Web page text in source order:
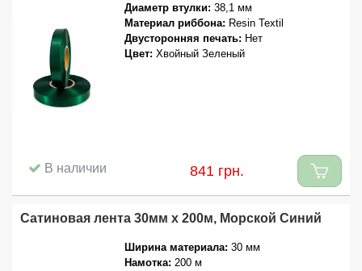
Диаметр втулки: 38,1 мм
Материал риббона: Resin Textil
Двусторонняя печать: Нет
Цвет: Хвойный Зеленый
В наличии 841 грн.
Сатиновая лента 30мм x 200м, Морской Синий
Ширина материала: 30 мм
Намотка: 200 м